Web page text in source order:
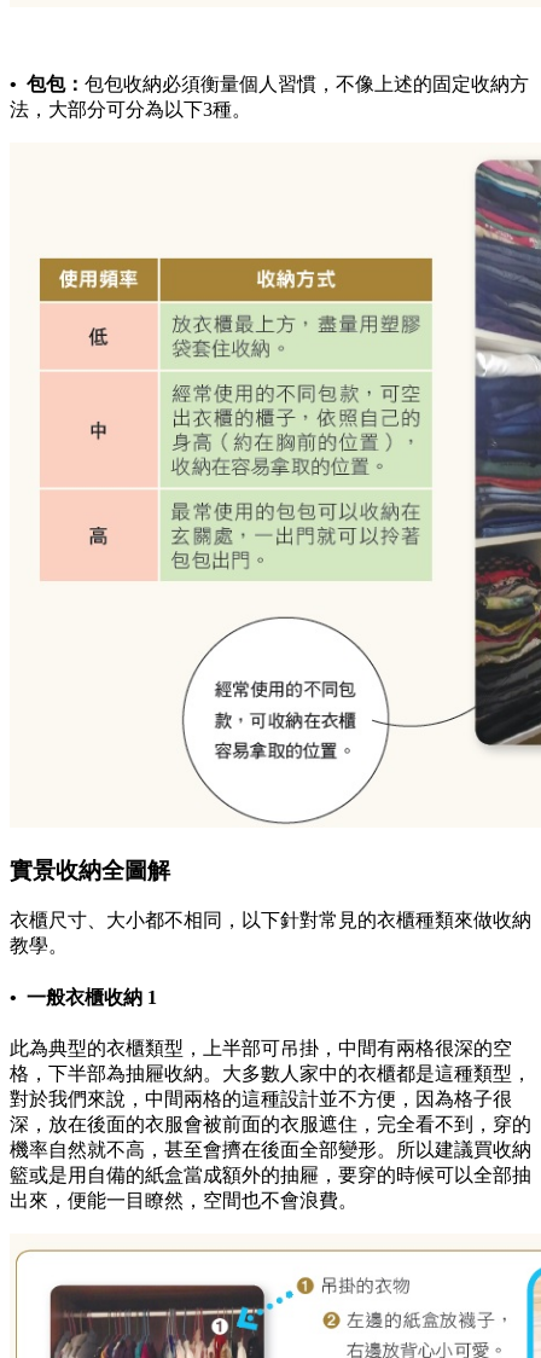
• 包包： 包包收納必須衡量個人習慣，不像上述的固定收納方
法，大部分可分為以下3種。
實景收納全圖解
衣櫃尺寸、大小都不相同，以下針對常見的衣櫃種類來做收納
教學。
• 一般衣櫃收納 1
此為典型的衣櫃類型，上半部可吊掛，中間有兩格很深的空
格，下半部為抽屜收納。大多數人家中的衣櫃都是這種類型，
對於我們來說，中間兩格的這種設計並不方便，因為格子很
深，放在後面的衣服會被前面的衣服遮住，完全看不到，穿的
機率自然就不高，甚至會擠在後面全部變形。所以建議買收納
籃或是用自備的紙盒當成額外的抽屜，要穿的時候可以全部抽
出來，便能一目瞭然，空間也不會浪費。